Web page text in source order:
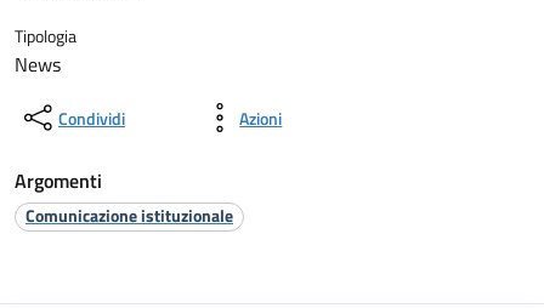
Tipologia
News
Condividi Azioni
Argomenti
Comunicazione istituzionale